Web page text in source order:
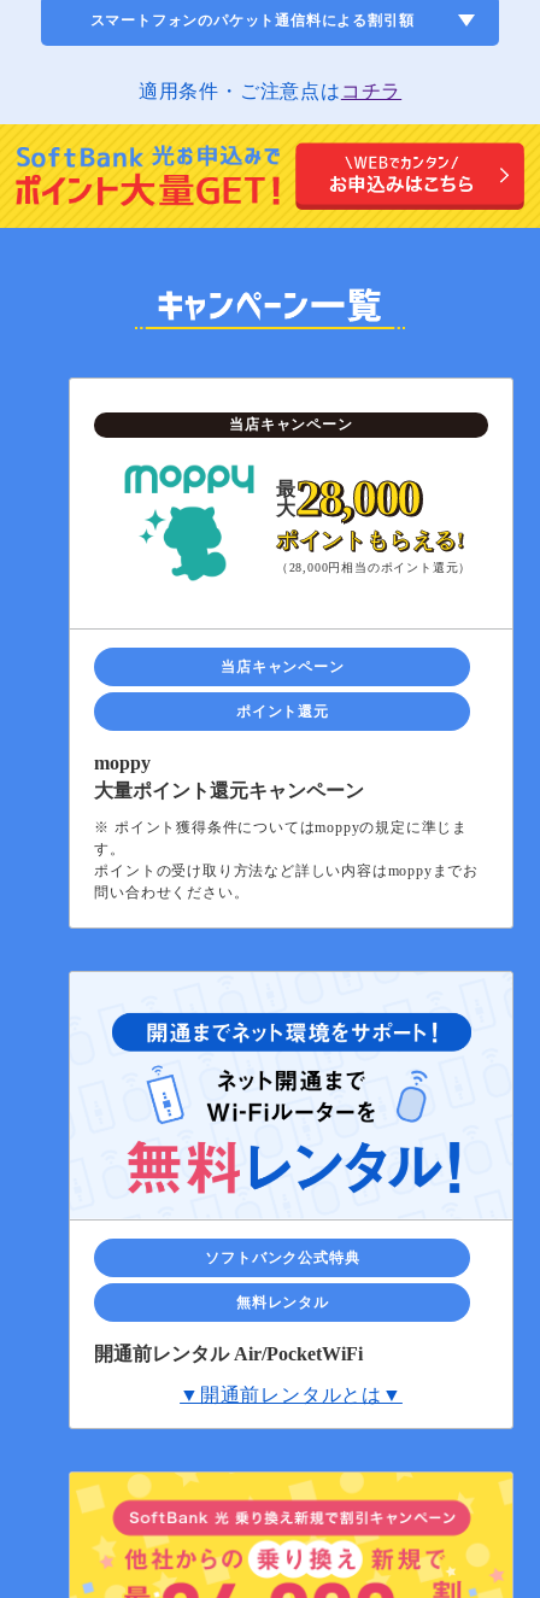
スマートフォンのパケット通信料による割引額
適用条件・ご注意点は コチラ
当店キャンペーン
最
大28,000
ポイントもらえる!
（28,000円相当のポイント還元）
当店キャンペーン
ポイント還元
moppy
大量ポイント還元キャンペーン
※ ポイント獲得条件についてはmoppyの規定に準じま
す。
ポイントの受け取り方法など詳しい内容はmoppyまでお
問い合わせください。
ソフトバンク公式特典
無料レンタル
開通前レンタル Air/PocketWiFi
▼開通前レンタルとは▼